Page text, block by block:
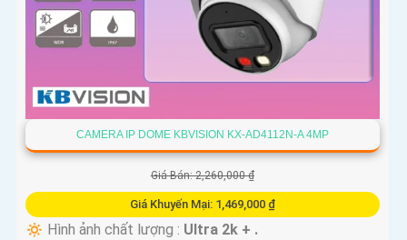
CAMERA IP DOME KBVISION KX-AD4112N-A 4MP
Giá Bán: 2,260,000 ₫
Giá Khuyến Mại: 1,469,000 ₫
🔅 Hình ảnh chất lượng : Ultra 2k + .